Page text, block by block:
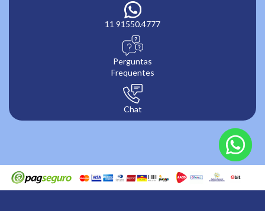
11 91550.4777
Perguntas
Frequentes
Chat